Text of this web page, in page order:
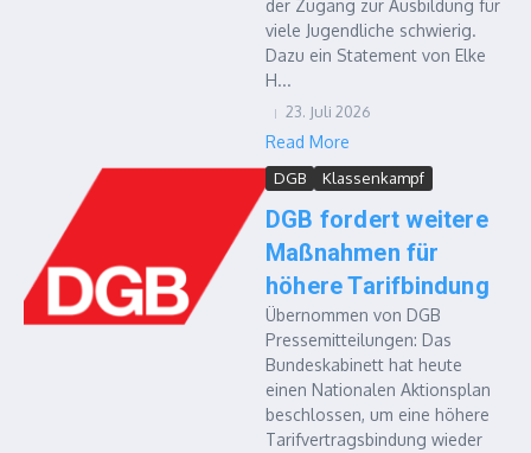
der Zugang zur Ausbildung für
viele Jugendliche schwierig.
Dazu ein Statement von Elke
H...
23. Juli 2026
Read More
DGB Klassenkampf
DGB fordert weitere
Maßnahmen für
höhere Tarifbindung
Übernommen von DGB
Pressemitteilungen: Das
Bundeskabinett hat heute
einen Nationalen Aktionsplan
beschlossen, um eine höhere
Tarifvertragsbindung wieder